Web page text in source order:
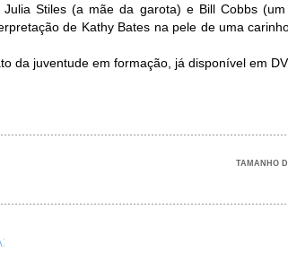
Julia Stiles (a mãe da garota) e Bill Cobbs
de Kathy Bates na pele de uma
da juventude em formação, já disponível em
TAMANHO